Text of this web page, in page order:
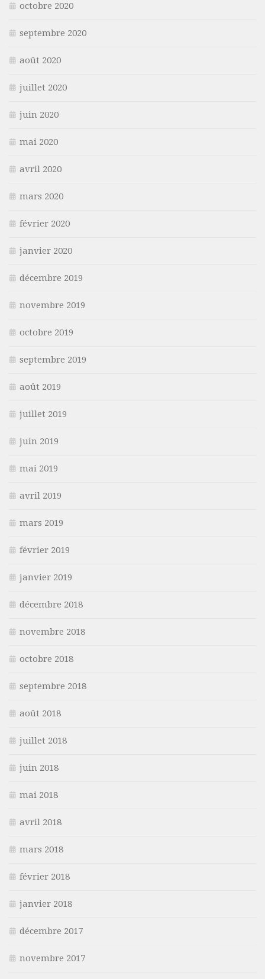
octobre 2020
septembre 2020
août 2020
juillet 2020
juin 2020
mai 2020
avril 2020
mars 2020
février 2020
janvier 2020
décembre 2019
novembre 2019
octobre 2019
septembre 2019
août 2019
juillet 2019
juin 2019
mai 2019
avril 2019
mars 2019
février 2019
janvier 2019
décembre 2018
novembre 2018
octobre 2018
septembre 2018
août 2018
juillet 2018
juin 2018
mai 2018
avril 2018
mars 2018
février 2018
janvier 2018
décembre 2017
novembre 2017